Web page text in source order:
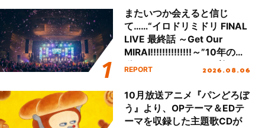
またいつか会えると信じ
て……“イロドリミドリ FINAL
LIVE 最終話 ～Get Our
MIRAI!!!!!!!!!!!!!!～”10年の活
動を経てファイナルを迎える
REPORT 2026.08.06
10月放送アニメ『パンどろぼ
う』より、OPテーマ＆EDテ
ーマを収録した主題歌CDが